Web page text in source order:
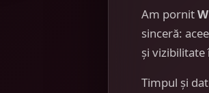
Am pornit
sinceră:
și vizibilitate
Timpul și